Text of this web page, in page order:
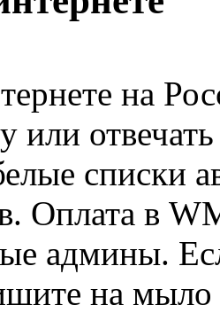
на
или
списки
Оплата в
админы.
на мыло